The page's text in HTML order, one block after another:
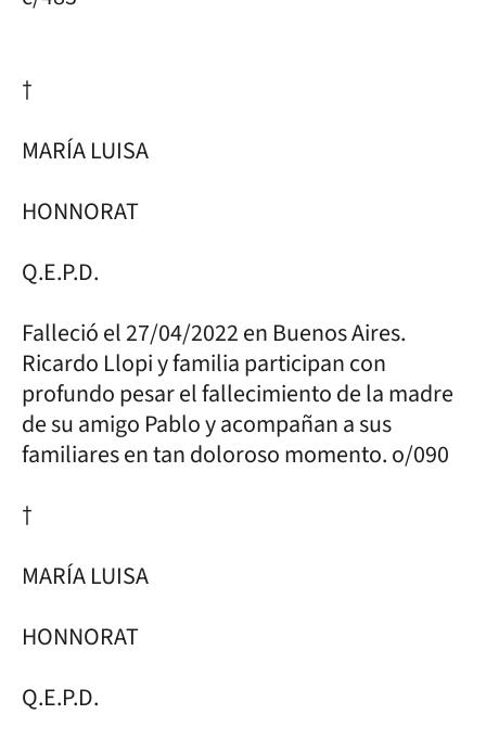
†
MARÍA LUISA
HONNORAT
Q.E.P.D.
Falleció el 27/04/2022 en Buenos Aires.
Ricardo Llopi y familia participan con
profundo pesar el fallecimiento de la madre
de su amigo Pablo y acompañan a sus
familiares en tan doloroso momento. o/090
†
MARÍA LUISA
HONNORAT
Q.E.P.D.